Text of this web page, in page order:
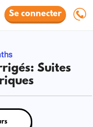
Se connecter
Suites